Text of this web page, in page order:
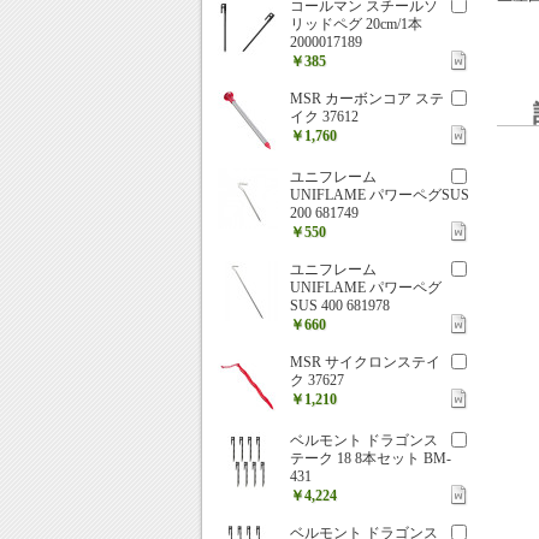
コールマン スチールソ
リッドペグ 20cm/1本
2000017189
￥385
MSR カーボンコア ステ
イク 37612
￥1,760
ユニフレーム
UNIFLAME パワーペグSUS
200 681749
￥550
ユニフレーム
UNIFLAME パワーペグ
SUS 400 681978
￥660
MSR サイクロンステイ
ク 37627
￥1,210
ベルモント ドラゴンス
テーク 18 8本セット BM-
431
￥4,224
ベルモント ドラゴンス